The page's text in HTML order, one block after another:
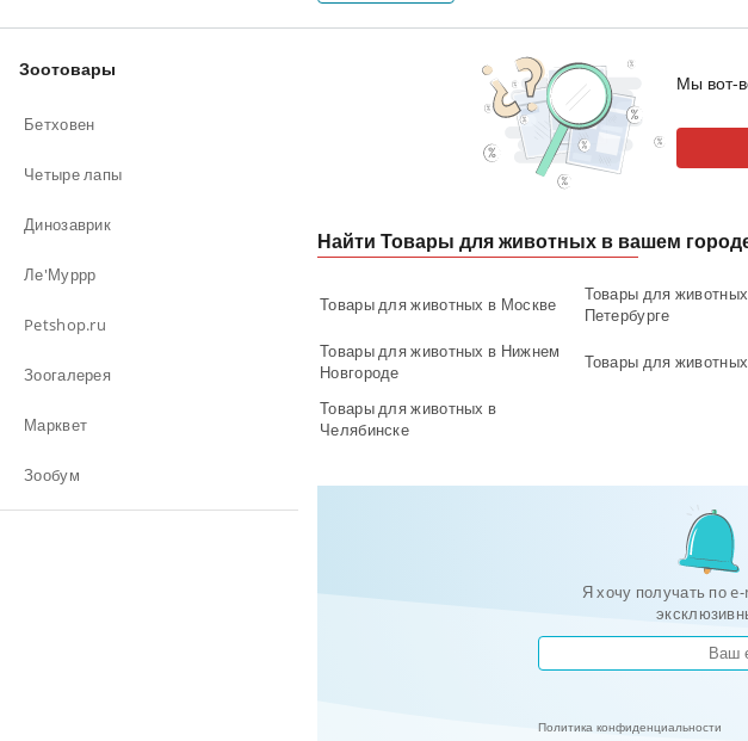
Зоотовары
Бетховен
Четыре лапы
Динозаврик
Ле'Муррр
Petshop.ru
Зоогалерея
Марквет
Зообум
Мы вот-
Найти Товары для животных в вашем
Товары для животных в Москве
Товары для
Петербурге
Товары для животных в Нижнем
Новгороде
Товары для
Товары для животных в
Челябинске
Я хочу получать по
Политика конфиденциальности